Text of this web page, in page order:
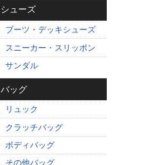
シューズ
ブーツ・デッキシューズ
スニーカー・スリッポン
サンダル
バッグ
リュック
クラッチバッグ
ボディバッグ
その他バッグ